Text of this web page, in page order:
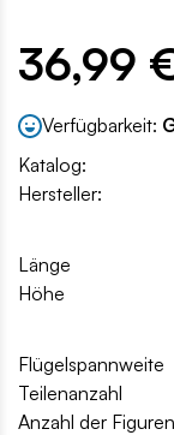
36,99 €
Verfügbarkeit:
Katalog:
Hersteller:
Länge
Höhe
Flügelspannweite
Teilenanzahl
Anzahl der Figuren